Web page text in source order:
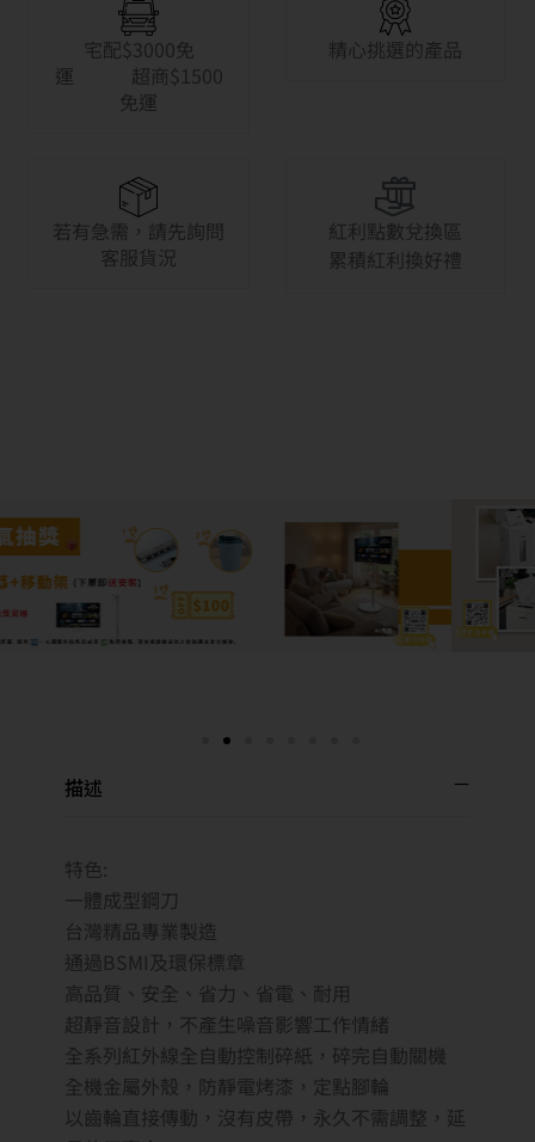
宅配$3000免
運 超商$1500
免運
精心挑選的產品
若有急需，請先詢問
客服貨況
紅利點數兌換區
累積紅利換好禮
描述
特色:
一體成型鋼刀
台灣精品專業製造
通過BSMI及環保標章
高品質、安全、省力、省電、耐用
超靜音設計，不產生噪音影響工作情緒
全系列紅外線全自動控制碎紙，碎完自動關機
全機金屬外殼，防靜電烤漆，定點腳輪
以齒輪直接傳動，沒有皮帶，永久不需調整，延